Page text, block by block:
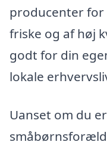
producenter for
friske og af høj
godt for din
lokale
Uanset om du